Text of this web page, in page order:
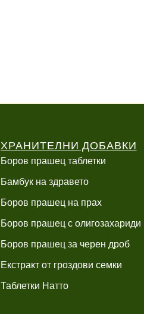
ХРАНИТЕЛНИ ДОБАВКИ
Боров прашец таблетки
Бамбук на здравето
Боров прашец на прах
Боров прашец с олигозахариди
Боров прашец за черен дроб
Екстракт от гроздови семки
Таблетки Натто